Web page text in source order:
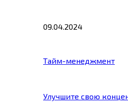
09.04.2024
Тайм-менеджмент
Улучшите свою